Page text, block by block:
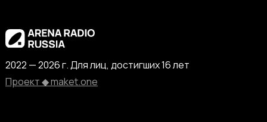
2022 — 2026 г. Для лиц, достигших 16 лет
Проект ◆ maket.one